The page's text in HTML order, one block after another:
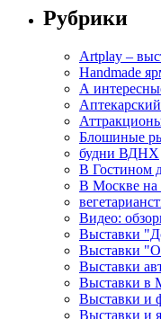
Рубрики
Artplay –
Handmade
А
Блошиные
будни ВДНХ
В Гостином
В Москве
Видео:
Выставки
Выставки
Выставки
Выставки в
Выставки и
Выставки и